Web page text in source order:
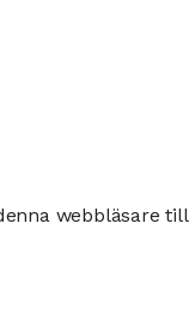
webbläsare till